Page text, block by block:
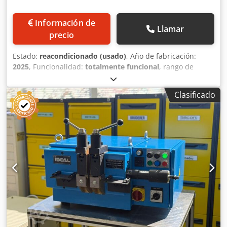
Información de
precio
Llamar
Estado: reacondicionado (usado), Año de fabricación:
2025, Funcionalidad: totalmente funcional, rango de
, Se vende una línea de soldadura de
radiadores Schlatter renovada que consta de: - Pieza de
soporte de la máquina (EBV) - Máquina de soldadura
multipunto de 2 filas (hidráulica) - Máquina de soldar por
convección de 2 filas (neumática) - Máquina de soldadura
de costura longitudinal (NFR) - Máquina de soldadura de
costura transversal (NQD) - Tijeras de corte (TS10) Crodpfx
Apov Edlvscjf - Perforadora de esquinas (ESV) - dispositivo
de cierre de borde transversal (QRSV) - Dispositivo de
transporte y giro (TVW) - Máquina de soldadura de
espaciadores y boquillas (NIAH) - tanque de prueba (agua)
Control: Siemens S7 TIA La línea de soldadura de
radiadores solo se puede comprar reacondicionada.
Clasificado